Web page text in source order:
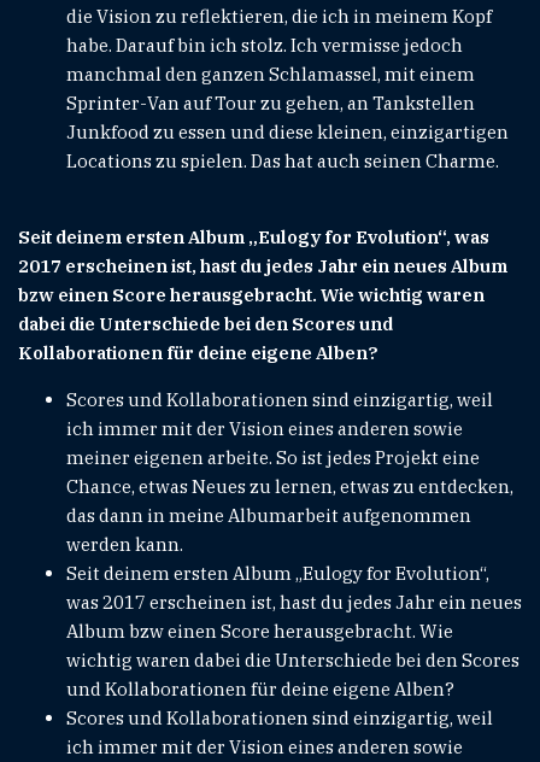
die Vision zu reflektieren, die ich in meinem Kopf
habe. Darauf bin ich stolz. Ich vermisse jedoch
manchmal den ganzen Schlamassel, mit einem
Sprinter-Van auf Tour zu gehen, an Tankstellen
Junkfood zu essen und diese kleinen, einzigartigen
Locations zu spielen. Das hat auch seinen Charme.
Seit deinem ersten Album „Eulogy for Evolution“, was
2017 erscheinen ist, hast du jedes Jahr ein neues Album
bzw einen Score herausgebracht. Wie wichtig waren
dabei die Unterschiede bei den Scores und
Kollaborationen für deine eigene Alben?
Scores und Kollaborationen sind einzigartig, weil
ich immer mit der Vision eines anderen sowie
meiner eigenen arbeite. So ist jedes Projekt eine
Chance, etwas Neues zu lernen, etwas zu entdecken,
das dann in meine Albumarbeit aufgenommen
werden kann.
Seit deinem ersten Album „Eulogy for Evolution“,
was 2017 erscheinen ist, hast du jedes Jahr ein neues
Album bzw einen Score herausgebracht. Wie
wichtig waren dabei die Unterschiede bei den Scores
und Kollaborationen für deine eigene Alben?
Scores und Kollaborationen sind einzigartig, weil
ich immer mit der Vision eines anderen sowie